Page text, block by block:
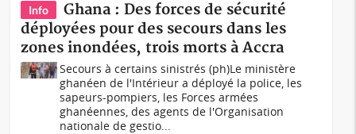
Info
Ghana : Des forces de sécurité
déployées pour des secours dans les
zones inondées, trois morts à Accra
Secours à certains sinistrés (ph)Le ministère
ghanéen de l'Intérieur a déployé la police, les
sapeurs-pompiers, les Forces armées
ghanéennes, des agents de l'Organisation
nationale de gestio...